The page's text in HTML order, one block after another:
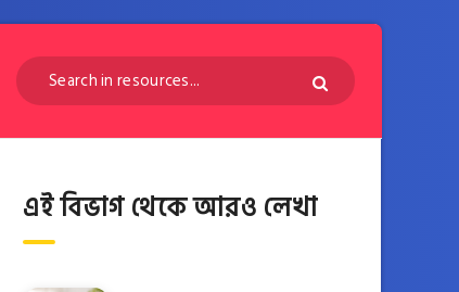
এই বিভাগ থেকে আরও লেখা